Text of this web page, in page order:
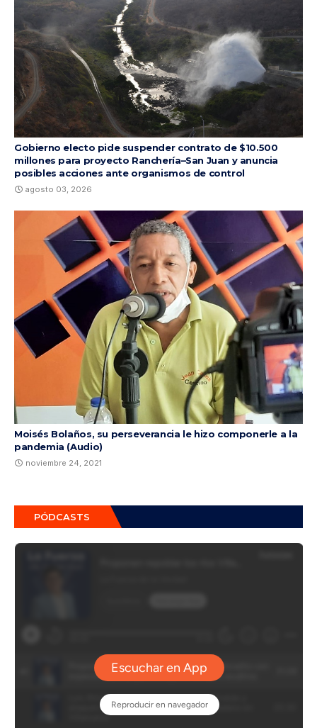
Gobierno electo pide suspender contrato de $10.500
millones para proyecto Ranchería–San Juan y anuncia
posibles acciones ante organismos de control
agosto 03, 2026
Moisés Bolaños, su perseverancia le hizo componerle a la
pandemia (Audio)
noviembre 24, 2021
PÓDCASTS